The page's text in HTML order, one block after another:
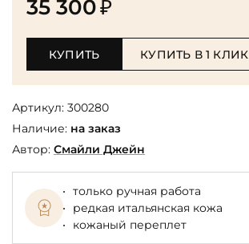
35 300₽
КУПИТЬ КУПИТЬ В 1 КЛИК
Артикул: 300280
Наличие: на заказ
Автор: Смайли Джейн
только ручная работа
редкая итальянская кожа
кожаный переплет